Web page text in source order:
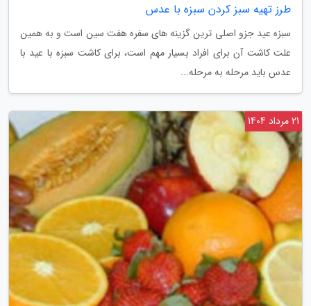
طرز تهیه سبز کردن سبزه با عدس
سبزه عید جزو اصلی ترین گزینه های سفره هفت سین است و به همین
علت کاشت آن برای افراد بسیار مهم است، برای کاشت سبزه با عید با
عدس باید مرحله به مرحله...
21 مرداد 1404